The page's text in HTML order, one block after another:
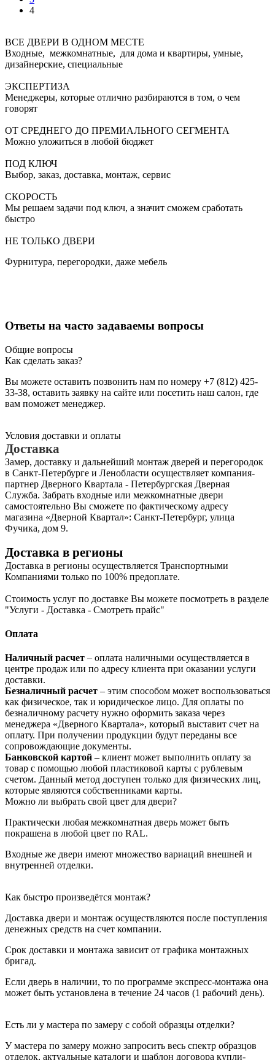
4
ВСЕ ДВЕРИ В ОДНОМ МЕСТЕ
Входные, межкомнатные, для дома и квартиры, умные,
дизайнерские, специальные
ЭКСПЕРТИЗА
Менеджеры, которые отлично разбираются в том, о чем
говорят
ОТ СРЕДНЕГО ДО ПРЕМИАЛЬНОГО СЕГМЕНТА
Можно уложиться в любой бюджет
ПОД КЛЮЧ
Выбор, заказ, доставка, монтаж, сервис
СКОРОСТЬ
Мы решаем задачи под ключ, а значит сможем сработать
быстро
НЕ ТОЛЬКО ДВЕРИ
Фурнитура, перегородки, даже мебель
Ответы на часто задаваемы вопросы
Общие вопросы
Как сделать заказ?
Вы можете оставить позвонить нам по номеру +7 (812) 425-
33-38, оставить заявку на сайте или посетить наш салон, где
вам поможет менеджер.
Условия доставки и оплаты
Доставка
Замер, доставку и дальнейший монтаж дверей и перегородок
в Санкт-Петербурге и Ленобласти осуществляет компания-
партнер Дверного Квартала - Петербургская Дверная
Служба. Забрать входные или межкомнатные двери
самостоятельно Вы сможете по фактическому адресу
магазина «Дверной Квартал»: Санкт-Петербург, улица
Фучика, дом 9.
Доставка в регионы
Доставка в регионы осуществляется Транспортными
Компаниями только по 100% предоплате.
Стоимость услуг по доставке Вы можете посмотреть в разделе
"Услуги - Доставка - Смотреть прайс"
Оплата
Наличный расчет – оплата наличными осуществляется в
центре продаж или по адресу клиента при оказании услуги
доставки.
Безналичный расчет – этим способом может воспользоваться
как физическое, так и юридическое лицо. Для оплаты по
безналичному расчету нужно оформить заказа через
менеджера «Дверного Квартала», который выставит счет на
оплату. При получении продукции будут переданы все
сопровождающие документы.
Банковской картой – клиент может выполнить оплату за
товар с помощью любой пластиковой карты с рублевым
счетом. Данный метод доступен только для физических лиц,
которые являются собственниками карты.
Можно ли выбрать свой цвет для двери?
Практически любая межкомнатная дверь может быть
покрашена в любой цвет по RAL.
Входные же двери имеют множество вариаций внешней и
внутренней отделки.
Как быстро произведётся монтаж?
Доставка двери и монтаж осуществляются после поступления
денежных средств на счет компании.
Срок доставки и монтажа зависит от графика монтажных
бригад.
Если дверь в наличии, то по программе экспресс-монтажа она
может быть установлена в течение 24 часов (1 рабочий день).
Есть ли у мастера по замеру с собой образцы отделки?
У мастера по замеру можно запросить весь спектр образцов
отделок, актуальные каталоги и шаблон договора купли-